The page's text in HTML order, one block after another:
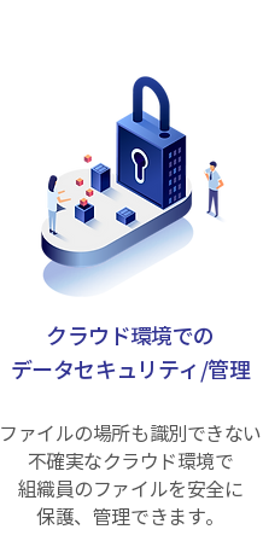
クラウド環境での
データセキュリティ/管理
ファイルの場所も識別できない
不確実なクラウド環境で
組織員のファイルを安全に
保護、管理できます。